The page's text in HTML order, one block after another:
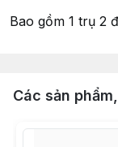
Bao gồm 1 trụ 2
Các sản